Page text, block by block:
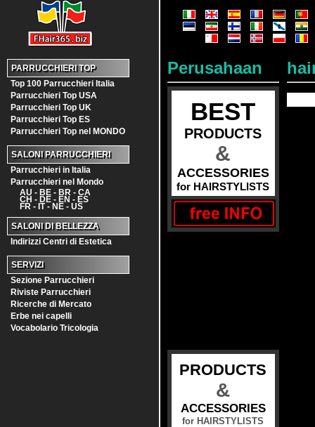
PARRUCCHIERI TOP
Top 100 Parrucchieri Italia
Parrucchieri Top USA
Parrucchieri Top UK
Parrucchieri Top ES
Parrucchieri Top nel MONDO
SALONI PARRUCCHIERI
Parrucchieri in Italia
Parrucchieri nel Mondo
AU - BE - BR - CA
CH - DE - EN - ES
FR - IT - NE - US
SALONI DI BELLEZZA
Indirizzi Centri di Estetica
SERVIZI
Sezione Parrucchieri
Riviste Parrucchieri
Ricerche di Mercato
Erbe nei capelli
Vocabolario Tricologia
Perusahaan
BEST
PRODUCTS
&
ACCESSORIES
for HAIRSTYLISTS
PRODUCTS
&
ACCESSORIES
for HAIRSTYLISTS